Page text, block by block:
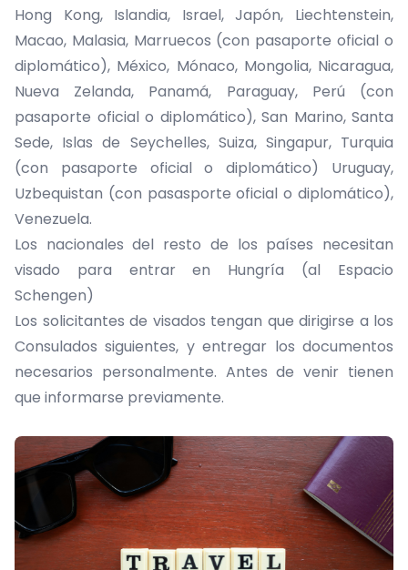
Hong Kong, Islandia, Israel, Japón, Liechtenstein,
Macao, Malasia, Marruecos (con pasaporte oficial o
diplomático), México, Mónaco, Mongolia, Nicaragua,
Nueva Zelanda, Panamá, Paraguay, Perú (con
pasaporte oficial o diplomático), San Marino, Santa
Sede, Islas de Seychelles, Suiza, Singapur, Turquia
(con pasaporte oficial o diplomático) Uruguay,
Uzbequistan (con pasasporte oficial o diplomático),
Venezuela.
Los nacionales del resto de los países necesitan
visado para entrar en Hungría (al Espacio
Schengen)
Los solicitantes de visados tengan que dirigirse a los
Consulados siguientes, y entregar los documentos
necesarios personalmente. Antes de venir tienen
que informarse previamente.